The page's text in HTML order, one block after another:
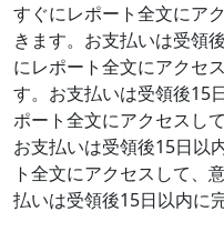
すぐにレポート全文にア
きます。お支払いは受領
にレポート全文にアクセ
す。お支払いは受領後15
ポート全文にアクセスし
お支払いは受領後15日以
ト全文にアクセスして、
払いは受領後15日以内に